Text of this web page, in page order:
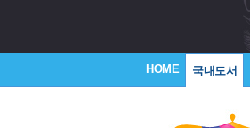
HOME 국내도서